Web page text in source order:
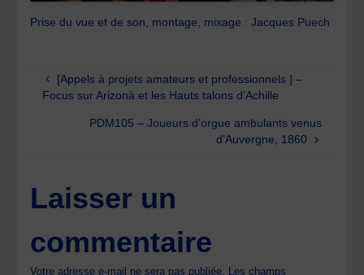
Prise du vue et de son, montage, mixage : Jacques Puech
[Appels à projets amateurs et professionnels ] –
Focus sur Arizonà et les Hauts talons d’Achille
PDM105 – Joueurs d’orgue ambulants venus
d’Auvergne, 1860
Laisser un
commentaire
Votre adresse e-mail ne sera pas publiée. Les champs